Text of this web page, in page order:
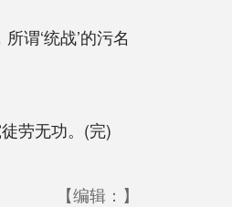
谓‘统战’的污名
劳无功。(完)
【编辑：】